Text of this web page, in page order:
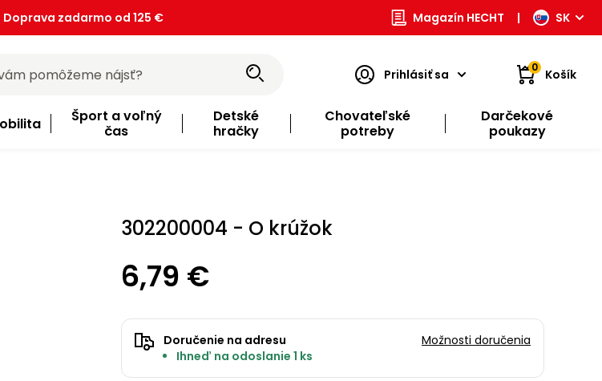
Doprava zadarmo od 125 € Magazín HECHT | SK
Prihlásiť sa 0 Košík
Šport a voľný
čas
Detské
hračky
Chovateľské
potreby
Darčekové
poukazy
302200004 - O krúžok
6,79 €
Doručenie na adresu
Ihneď na odoslanie 1 ks
Možnosti doručenia